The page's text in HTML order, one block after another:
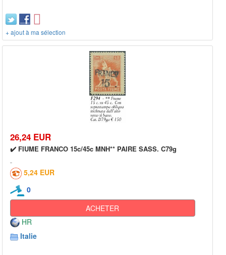
+ ajout à ma sélection
26,24 EUR
✔️ FIUME FRANCO 15c/45c MNH** PAIRE SASS. C79g
5,24 EUR
0
ACHETER
HR
Italie